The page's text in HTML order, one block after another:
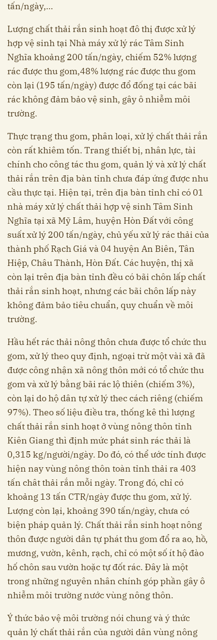
tấn/ngày,…
Lượng chất thải rắn sinh hoạt đô thị được xử lý
hợp vệ sinh tại Nhà máy xử lý rác Tâm Sinh
Nghĩa khoảng 200 tấn/ngày, chiếm 52% lượng
rác được thu gom,48% lượng rác được thu gom
còn lại (195 tấn/ngày) được đổ đống tại các bãi
rác không đảm bảo vệ sinh, gây ô nhiễm môi
trường.
Thực trạng thu gom, phân loại, xử lý chất thải rắn
còn rất khiêm tốn. Trang thiết bị, nhân lực, tài
chính cho công tác thu gom, quản lý và xử lý chất
thải rắn trên địa bàn tỉnh chưa đáp ứng được nhu
cầu thực tại. Hiện tại, trên địa bàn tỉnh chỉ có 01
nhà máy xử lý chất thải hợp vệ sinh Tâm Sinh
Nghĩa tại xã Mỹ Lâm, huyện Hòn Đất với công
suất xử lý 200 tấn/ngày, chủ yếu xử lý rác thải của
thành phố Rạch Giá và 04 huyện An Biên, Tân
Hiệp, Châu Thành, Hòn Đất. Các huyện, thị xã
còn lại trên địa bàn tỉnh đều có bãi chôn lấp chất
thải rắn sinh hoạt, nhưng các bãi chôn lấp này
không đảm bảo tiêu chuẩn, quy chuẩn về môi
trường.
Hầu hết rác thải nông thôn chưa được tổ chức thu
gom, xử lý theo quy định, ngoại trừ một vài xã đã
được công nhận xã nông thôn mới có tổ chức thu
gom và xử lý bằng bãi rác lộ thiên (chiếm 3%),
còn lại do hộ dân tự xử lý thec cách riêng (chiếm
97%). Theo số liệu điều tra, thống kê thì lượng
chất thải rắn sinh hoạt ở vùng nông thôn tỉnh
Kiên Giang thì định mức phát sinh rác thải là
0,315 kg/người/ngày. Do đó, có thể ước tính được
hiện nay vùng nông thôn toàn tỉnh thải ra 403
tấn chât thải rắn mỗi ngày. Trong đó, chỉ có
khoảng 13 tấn CTR/ngày được thu gom, xử lý.
Lượng còn lại, khoảng 390 tấn/ngày, chưa có
biện pháp quản lý. Chất thải rắn sinh hoạt nông
thôn được người dân tự phát thu gom đổ ra ao, hồ,
mương, vườn, kênh, rạch, chỉ có một số ít hộ đào
hố chôn sau vườn hoặc tự đốt rác. Đây là một
trong những nguyên nhân chính góp phần gây ô
nhiễm môi trường nước vùng nông thôn.
Ý thức bảo vệ môi trường nói chung và ý thức
quản lý chất thải rắn của người dân vùng nông